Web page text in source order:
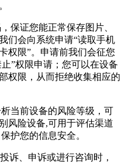
保证您能正常保存图片、
们会向系统申请“读取手机
权限”。申请前我们会征您
”权限申请；您可以在设备
权限，从而拒绝收集相应的
当前设备的风险等级，可
风险设备,可用于评估渠道
护您的信息安全。
诉、申诉或进行咨询时，